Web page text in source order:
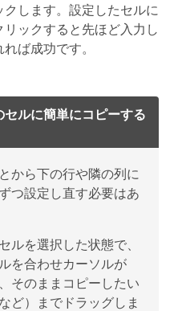
します。設定したセルに
ックすると先ほど入力し
ば成功です。
ルに簡単にコピーする
から下の行や隣の列に
つ設定し直す必要はあ
ルを選択した状態で、
を合わせカーソルが
そのままコピーしたい
ど）までドラッグしま